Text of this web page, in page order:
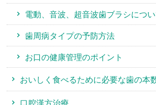
電動、音波、超音波歯ブラシについ
歯周病タイプの予防方法
お口の健康管理のポイント
おいしく食べるために必要な歯の本
口腔漢方治療